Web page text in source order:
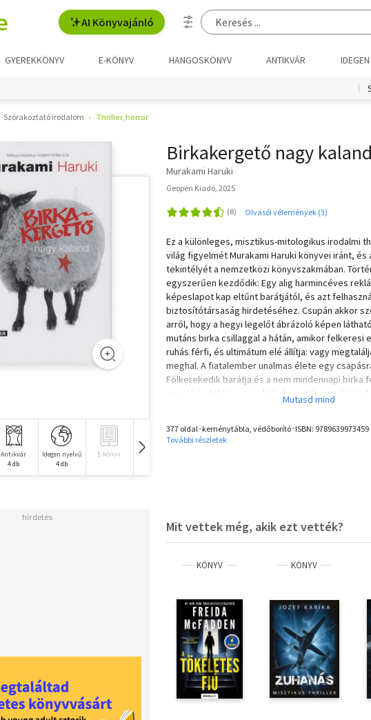
AI Könyvajánló
GYEREKKÖNYV E-KÖNYV HANGOSKÖNYV ANTIKVÁR
Szórakoztató irodalom Thriller, horror
Antikvár
4 db
Idegen nyelvű
4 db
E-könyv Hangoskönyv
Birkakergető nagy kaland
Murakami Haruki
Geopen Kiadó, 2025
Olvasói vélemények (3)
Ez a különleges, misztikus-mitologikus irodalmi
világ figyelmét Murakami Haruki könyvei iránt, és
tekintélyét a nemzetközi könyvszakmában.
egyszerűen kezdődik: Egy alig harmincéves
képeslapot kap eltűnt barátjától, és azt
biztosítótársaság hirdetéséhez. Csupán akkor
arról, hogy a hegyi legelőt ábrázoló képen
mutáns birka csillaggal a hátán, amikor felkeresi
ruhás férfi, és ultimátum elé állítja: vagy
meghal. A fiatalember unalmas élete egy
Fölkerekedik barátja és a nem mindennapi birka
ezzel kezdetét veszi a birkakergető nagy kaland,
hősünk megismerkedik a juhtudományok
nemcsak a mitikus birkával néz farkasszemet,
377 oldal･keménytábla, védőborító･ISBN: 9789639973459
További részletek
Mit vettek még, akik ezt vették?
KÖNYV KÖNYV